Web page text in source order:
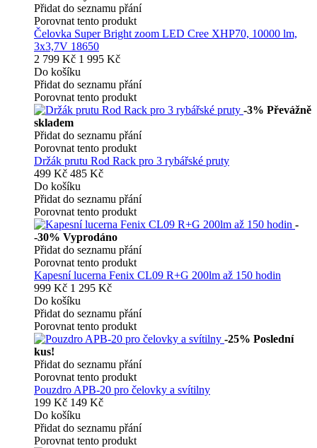
Přidat do seznamu přání
Porovnat tento produkt
Čelovka Super Bright zoom LED Cree XHP70, 10000 lm,
3x3,7V 18650
2 799 Kč 1 995 Kč
Do košíku
Přidat do seznamu přání
Porovnat tento produkt
-3% Převážně
skladem
Přidat do seznamu přání
Porovnat tento produkt
Držák prutu Rod Rack pro 3 rybářské pruty
499 Kč 485 Kč
Do košíku
Přidat do seznamu přání
Porovnat tento produkt
-
-30% Vyprodáno
Přidat do seznamu přání
Porovnat tento produkt
Kapesní lucerna Fenix CL09 R+G 200lm až 150 hodin
999 Kč 1 295 Kč
Do košíku
Přidat do seznamu přání
Porovnat tento produkt
-25% Poslední
kus!
Přidat do seznamu přání
Porovnat tento produkt
Pouzdro APB-20 pro čelovky a svítilny
199 Kč 149 Kč
Do košíku
Přidat do seznamu přání
Porovnat tento produkt